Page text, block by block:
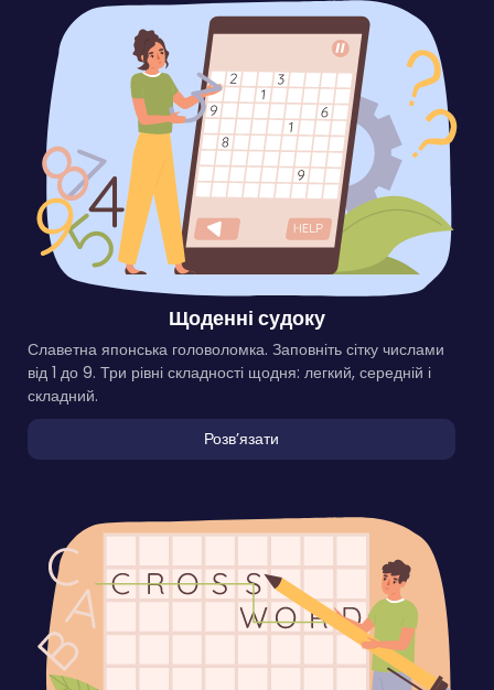
Щоденні судоку
Славетна японська головоломка. Заповніть сітку числами
від 1 до 9. Три рівні складності щодня: легкий, середній і
складний.
Розвʼязати